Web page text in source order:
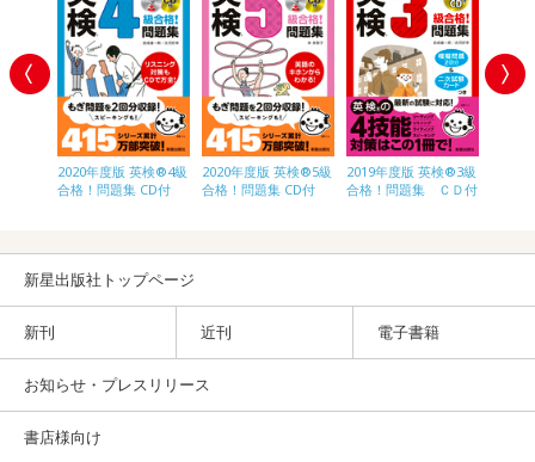
2020年度版 英検®4級
合格！問題集 CD付
2020年度版 英検®5級
合格！問題集 CD付
2019年度版 英検®3級
合格！問題集 ＣＤ付
新星出版社トップページ
新刊 近刊 電子書籍
お知らせ・プレスリリース
書店様向け